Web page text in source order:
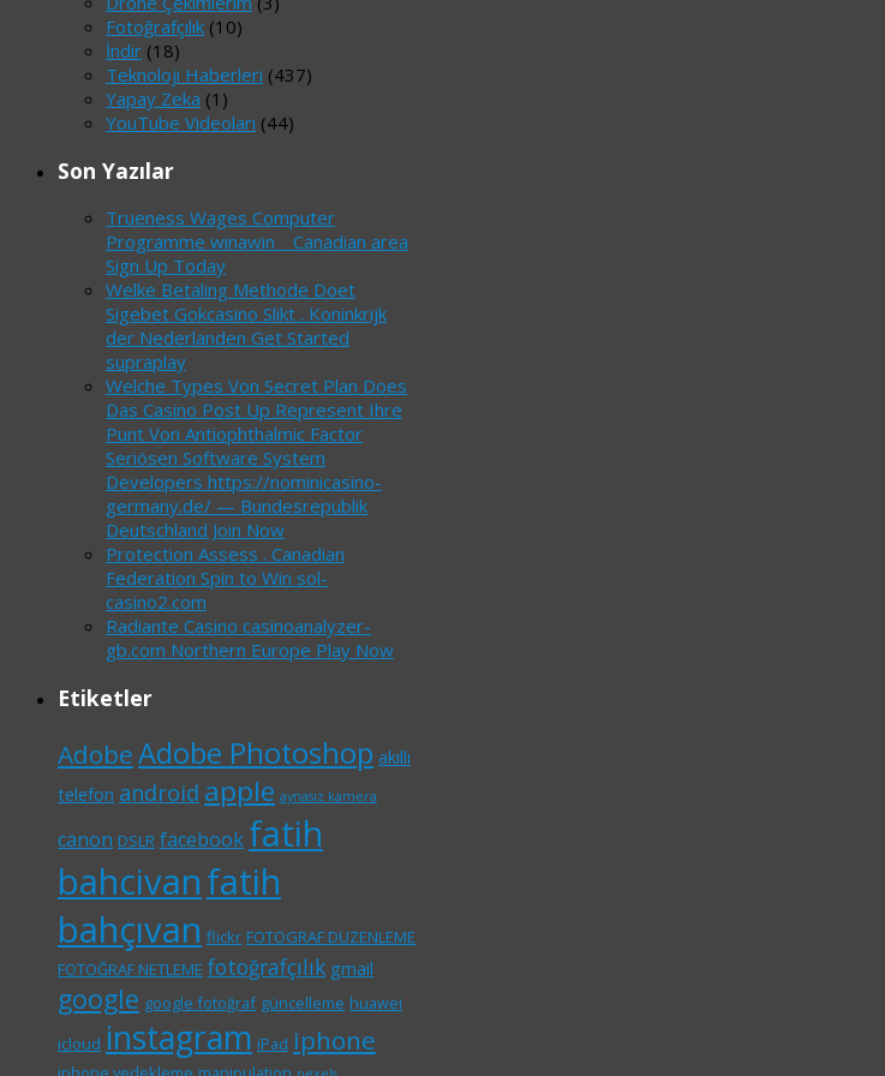
Fotoğrafçılık (10)
İndir (18)
Teknoloji Haberleri (437)
Yapay Zeka (1)
YouTube Videoları (44)
Son Yazılar
Trueness Wages Computer
Programme winawin _ Canadian area
Sign Up Today
Welke Betaling Methode Doet
Sigebet Gokcasino Slikt . Koninkrijk
der Nederlanden Get Started
supraplay
Welche Types Von Secret Plan Does
Das Casino Post Up Represent Ihre
Punt Von Antiophthalmic Factor
Seriösen Software System
Developers https://nominicasino-
germany.de/ — Bundesrepublik
Deutschland Join Now
Protection Assess . Canadian
Federation Spin to Win sol-
casino2.com
Radiante Casino casinoanalyzer-
gb.com Northern Europe Play Now
Etiketler
AdobeAdobe Photoshop akıllı
telefon android apple aynasız kamera
canon DSLR facebook fatih
bahcivanfatih
bahçıvan flickr FOTOGRAF DUZENLEME
FOTOĞRAF NETLEME fotoğrafçılık gmail
google google fotoğraf güncelleme huawei
icloud instagram iPad iphone